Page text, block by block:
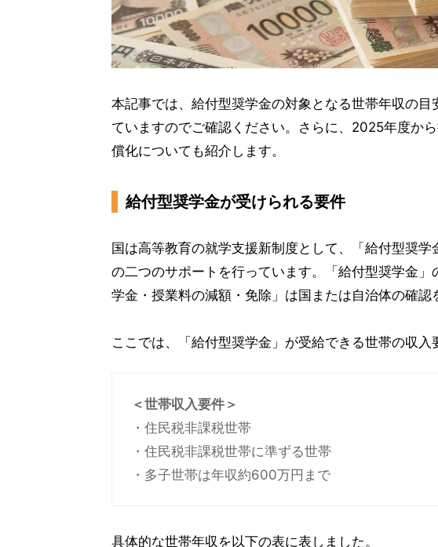
本記事では、給付型奨学金の対象となる世帯年収の
ていますのでご確認ください。さらに、2025年度か
償化についても紹介します。
給付型奨学金が受けられる要件
国は高等教育の就学支援新制度として、「給付型奨学
の二つのサポートを行っています。「給付型奨学金
学金・授業料の減額・免除」は国または自治体の確認
ここでは、「給付型奨学金」が受給できる世帯の収入
＜世帯収入要件＞
・住民税非課税世帯
・住民税非課税世帯に準ずる世帯
・多子世帯は年収約600万円まで
具体的な世帯年収を以下の表に表しました。